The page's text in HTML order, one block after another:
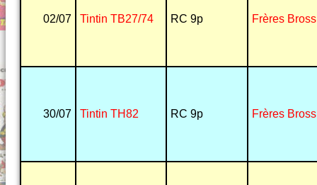
02/07 Tintin TB27/74 RC 9p Frères Bross
30/07 Tintin TH82 RC 9p Frères Bross